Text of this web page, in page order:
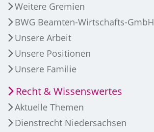
Weitere Gremien
BWG Beamten-Wirtschafts-GmbH
Unsere Arbeit
Unsere Positionen
Unsere Familie
Recht & Wissenswertes
Aktuelle Themen
Dienstrecht Niedersachsen